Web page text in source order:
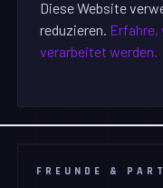
Diese Website
reduzieren. Erfahre,
verarbeitet werden.
FREUNDE &